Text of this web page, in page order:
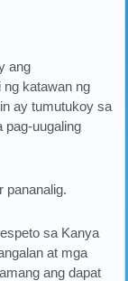
ang
ng katawan ng
ay tumutukoy sa
pag-uugaling
pananalig.
sa Kanya
at mga
ang dapat